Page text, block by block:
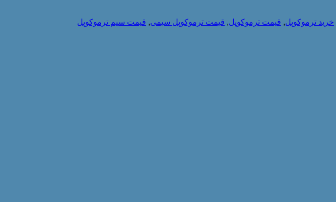
خرید ترموکوپل, قیمت ترموکوپل, قیمت ترموکوپل سیمی, قیمت سیم ترموکوپل